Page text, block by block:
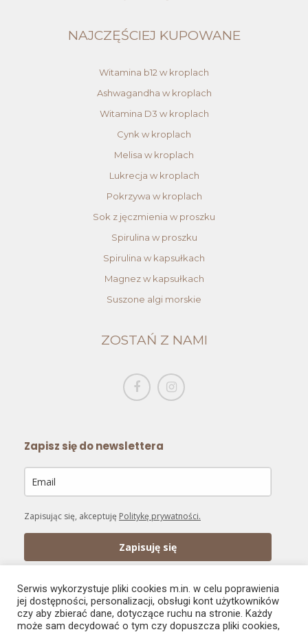
NAJCZĘŚCIEJ KUPOWANE
Witamina b12 w kroplach
Ashwagandha w kroplach
Witamina D3 w kroplach
Cynk w kroplach
Melisa w kroplach
Lukrecja w kroplach
Pokrzywa w kroplach
Sok z jęczmienia w proszku
Spirulina w proszku
Spirulina w kapsułkach
Magnez w kapsułkach
Suszone algi morskie
ZOSTAŃ Z NAMI
Zapisz się do newslettera
Zapisując się, akceptuję Politykę prywatności.
Zapisuję się
PŁATNOŚĆ ONLINE
Serwis wykorzystuje pliki cookies m.in. w celu poprawienia
jej dostępności, personalizacji, obsługi kont użytkowników
czy aby zbierać dane, dotyczące ruchu na stronie. Każdy
może sam decydować o tym czy dopuszcza pliki cookies,